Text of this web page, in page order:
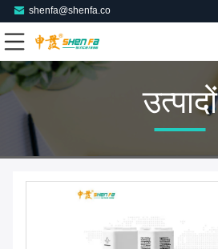
shenfa@shenfa.co
उत्पादों